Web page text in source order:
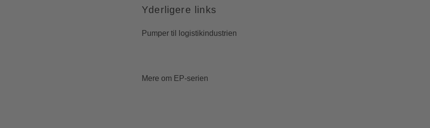
Yderligere links
Pumper til logistikindustrien
Mere om EP-serien